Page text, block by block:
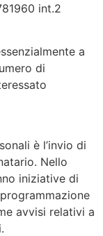
int.2
a
di
è l’invio di
Nello
iniziative di
avvisi relativi a